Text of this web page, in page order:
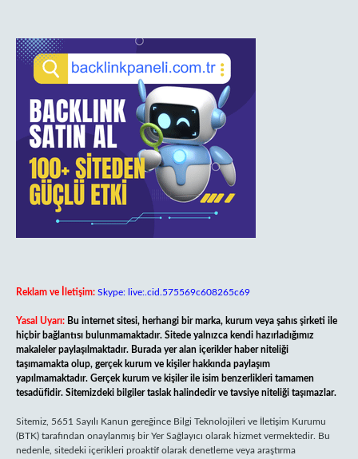
Reklam ve İletişim: Skype: live:.cid.575569c608265c69
Yasal Uyarı: Bu internet sitesi, herhangi bir marka, kurum veya şahıs şirketi ile
hiçbir bağlantısı bulunmamaktadır. Sitede yalnızca kendi hazırladığımız
makaleler paylaşılmaktadır. Burada yer alan içerikler haber niteliği
taşımamakta olup, gerçek kurum ve kişiler hakkında paylaşım
yapılmamaktadır. Gerçek kurum ve kişiler ile isim benzerlikleri tamamen
tesadüfidir. Sitemizdeki bilgiler taslak halindedir ve tavsiye niteliği taşımazlar.
Sitemiz, 5651 Sayılı Kanun gereğince Bilgi Teknolojileri ve İletişim Kurumu
(BTK) tarafından onaylanmış bir Yer Sağlayıcı olarak hizmet vermektedir. Bu
nedenle, sitedeki içerikleri proaktif olarak denetleme veya araştırma